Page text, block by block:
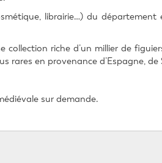
librairie…) du département
collection riche d’un millier de
rares en provenance d’Espagne, de
sur demande.